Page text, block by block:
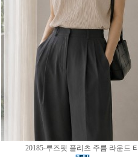
20185-루즈핏 플리츠 주름 라운드 티